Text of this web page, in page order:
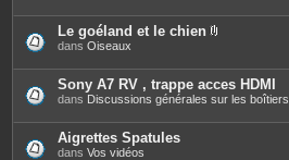
Le goéland et le chien
è
c
e
s
j
dans Oiseaux
Sony A7 RV , trappe acces HDMI
dans Discussions générales sur les boîtiers
Aigrettes Spatules
dans Vos vidéos